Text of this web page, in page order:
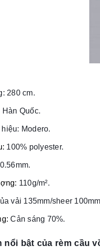
280 cm.
Hàn Quốc.
Modero.
100% polyester.
0.56mm.
110g/m².
vải 135mm/sheer
Cản sáng 70%.
nổi bật của rèm cầu